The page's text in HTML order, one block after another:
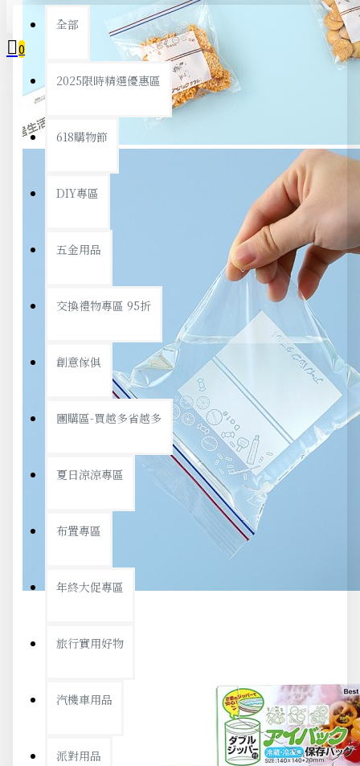
全部
2025限時精選優惠區
618購物節
DIY專區
五金用品
交換禮物專區 95折
創意傢俱
團購區-買越多省越多
夏日涼涼專區
布置專區
年終大促專區
旅行實用好物
汽機車用品
派對用品
0
您的購物車內沒有商品！